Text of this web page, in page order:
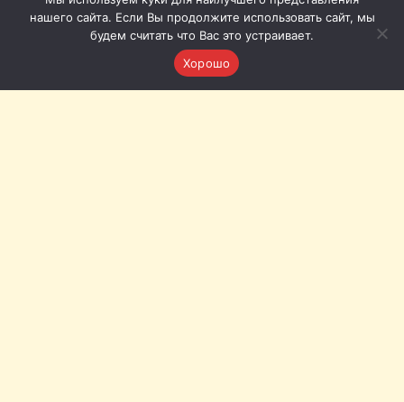
нашего сайта. Если Вы продолжите использовать сайт, мы
будем считать что Вас это устраивает.
Хорошо